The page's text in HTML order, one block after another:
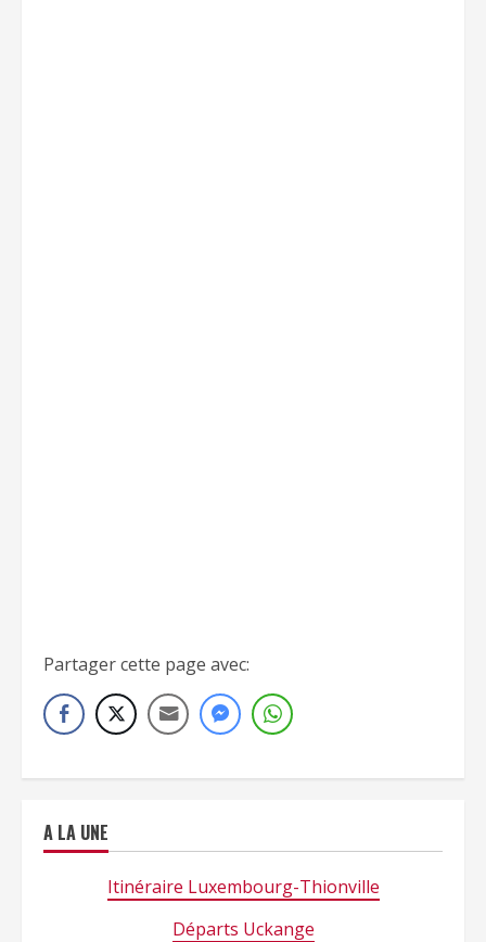
Partager cette page avec:
A LA UNE
Itinéraire Luxembourg-Thionville
Départs Uckange